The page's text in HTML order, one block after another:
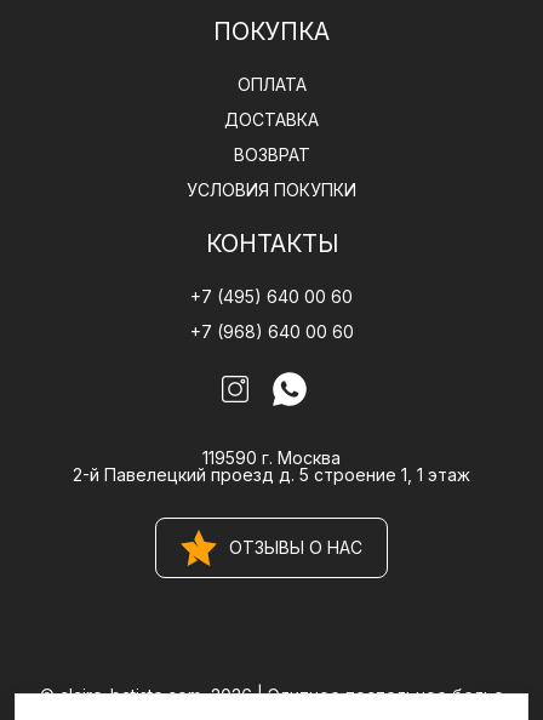
ПОКУПКА
ОПЛАТА
ДОСТАВКА
ВОЗВРАТ
УСЛОВИЯ ПОКУПКИ
КОНТАКТЫ
+7 (495) 640 00 60
+7 (968) 640 00 60
119590 г. Москва
2-й Павелецкий проезд д. 5 строение 1, 1 этаж
ОТЗЫВЫ О НАС
© claire-batiste.com, 2026 |Элитное постельное белье